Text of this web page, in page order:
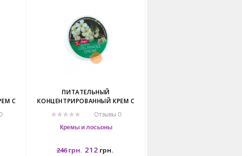
С
ПИТАТЕЛЬНЫЙ
КОНЦЕНТРИРОВАННЫЙ КРЕМ С
CREAM.
Отзывы 0
Кремы и лосьоны
246 грн. 212 грн.